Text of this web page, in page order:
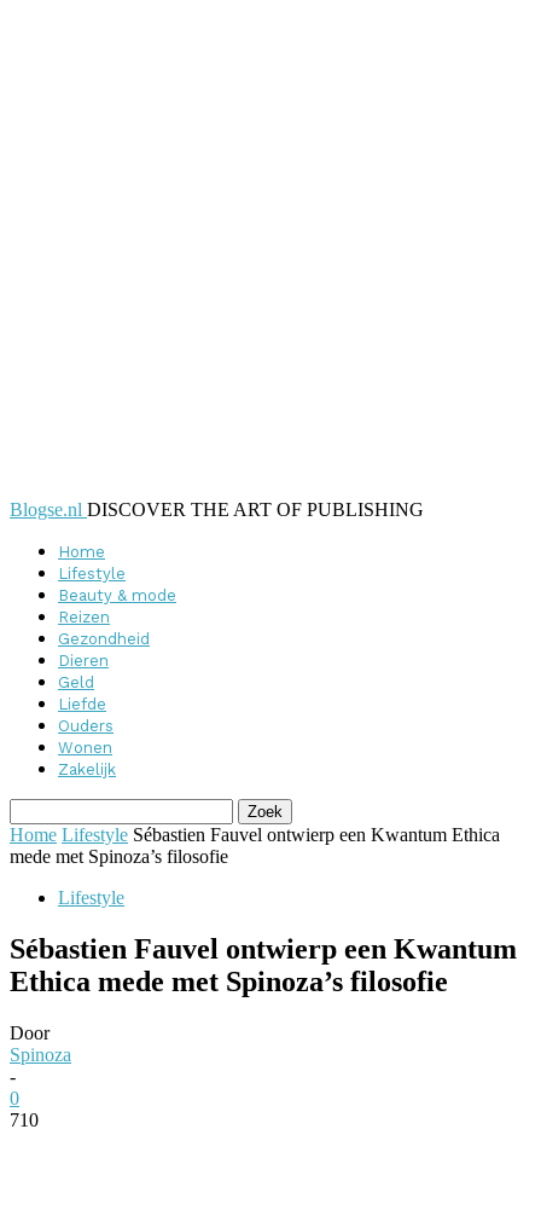
Blogse.nl DISCOVER THE ART OF PUBLISHING
Home
Lifestyle
Beauty & mode
Reizen
Gezondheid
Dieren
Geld
Liefde
Ouders
Wonen
Zakelijk
Home Lifestyle Sébastien Fauvel ontwierp een Kwantum Ethica
mede met Spinoza’s filosofie
Lifestyle
Sébastien Fauvel ontwierp een Kwantum
Ethica mede met Spinoza’s filosofie
Door
Spinoza
-
0
710